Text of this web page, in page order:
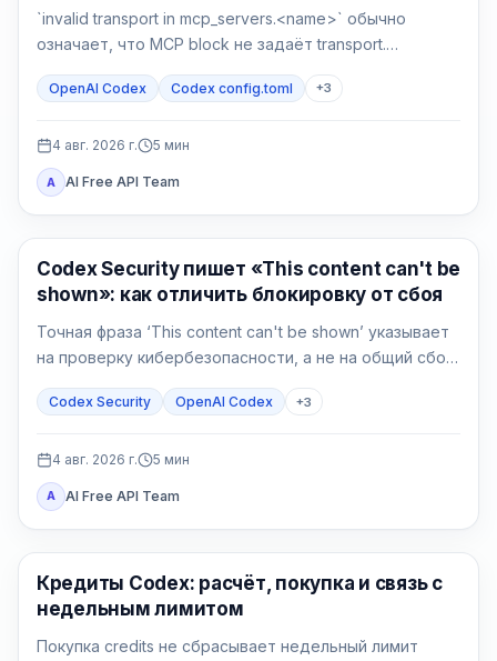
`invalid transport in mcp_servers.<name>` обычно
означает, что MCP block не задаёт transport.
отдельно проверьте разбор и соединение.
OpenAI Codex Codex config.toml +3
4 авг. 2026 г. 5 мин
A AI Free API Team
OpenAI Codex
Codex Security пишет «This content can't be
shown»: как отличить блокировку от сбоя
Точная фраза ‘This content can't be shown’ указывает
на проверку кибербезопасности, а не на общий сбой
авторизацию и сузьте защитную задачу.
Codex Security OpenAI Codex +3
4 авг. 2026 г. 5 мин
A AI Free API Team
AI Development Tools
Кредиты Codex: расчёт, покупка и связь с
недельным лимитом
Покупка credits не сбрасывает недельный лимит